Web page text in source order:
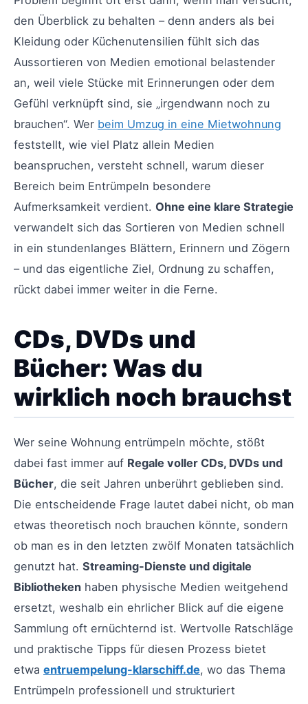
den Überblick zu behalten – denn anders als bei
Kleidung oder Küchenutensilien fühlt sich das
Aussortieren von Medien emotional belastender
an, weil viele Stücke mit Erinnerungen oder dem
Gefühl verknüpft sind, sie „irgendwann noch zu
brauchen“. Wer beim Umzug in eine Mietwohnung
feststellt, wie viel Platz allein Medien
beanspruchen, versteht schnell, warum dieser
Bereich beim Entrümpeln besondere
Aufmerksamkeit verdient. Ohne eine klare Strategie
verwandelt sich das Sortieren von Medien schnell
in ein stundenlanges Blättern, Erinnern und Zögern
– und das eigentliche Ziel, Ordnung zu schaffen,
rückt dabei immer weiter in die Ferne.
CDs, DVDs und
Bücher: Was du
wirklich noch brauchst
Wer seine Wohnung entrümpeln möchte, stößt
dabei fast immer auf Regale voller CDs, DVDs und
Bücher, die seit Jahren unberührt geblieben sind.
Die entscheidende Frage lautet dabei nicht, ob man
etwas theoretisch noch brauchen könnte, sondern
ob man es in den letzten zwölf Monaten tatsächlich
genutzt hat. Streaming-Dienste und digitale
Bibliotheken haben physische Medien weitgehend
ersetzt, weshalb ein ehrlicher Blick auf die eigene
Sammlung oft ernüchternd ist. Wertvolle Ratschläge
und praktische Tipps für diesen Prozess bietet
etwa entruempelung-klarschiff.de, wo das Thema
Entrümpeln professionell und strukturiert